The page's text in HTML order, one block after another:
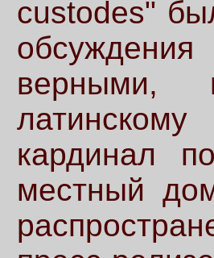
custodes"
верными,
кардинал
местный